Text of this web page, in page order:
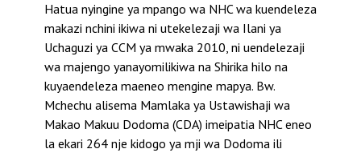
Hatua nyingine ya mpango wa NHC wa kuendeleza
makazi nchini ikiwa ni utekelezaji wa Ilani ya
Uchaguzi ya CCM ya mwaka 2010, ni uendelezaji
wa majengo yanayomilikiwa na Shirika hilo na
kuyaendeleza maeneo mengine mapya. Bw.
Mchechu alisema Mamlaka ya Ustawishaji wa
Makao Makuu Dodoma (CDA) imeipatia NHC eneo
la ekari 264 nje kidogo ya mji wa Dodoma ili